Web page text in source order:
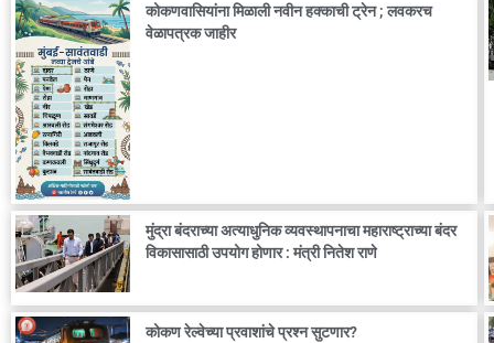
कोकणवासियांना मिळाली नवीन हक्काची ट्रेन ; लवकरच
वेळापत्रक जाहीर
मुंद्रा बंदराच्या अत्याधुनिक व्यवस्थापनाचा महाराष्ट्राच्या बंदर
विकासासाठी उपयोग होणार : मंत्री नितेश राणे
कोकण रेल्वेच्या प्रवाशांचे प्रश्न सुटणार?